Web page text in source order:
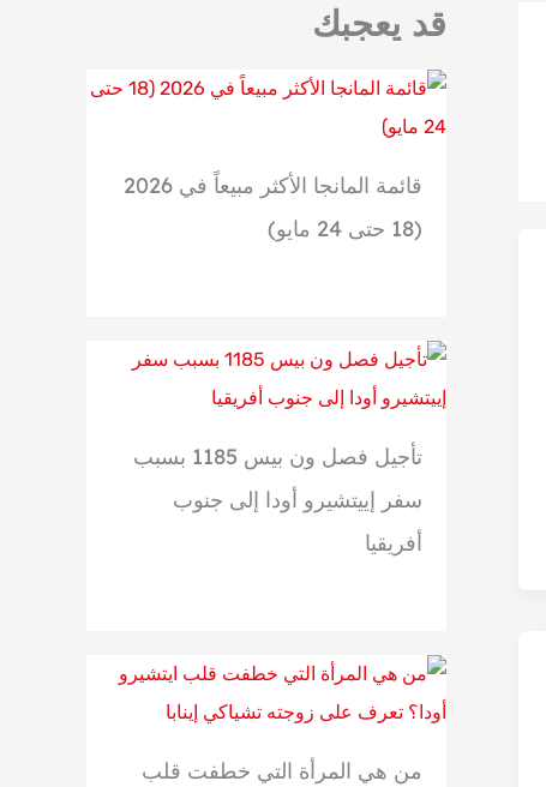
قد يعجبك
قائمة المانجا الأكثر مبيعاً في 2026
(18 حتى 24 مايو)
تأجيل فصل ون بيس 1185 بسبب
سفر إييتشيرو أودا إلى جنوب
أفريقيا
من هي المرأة التي خطفت قلب